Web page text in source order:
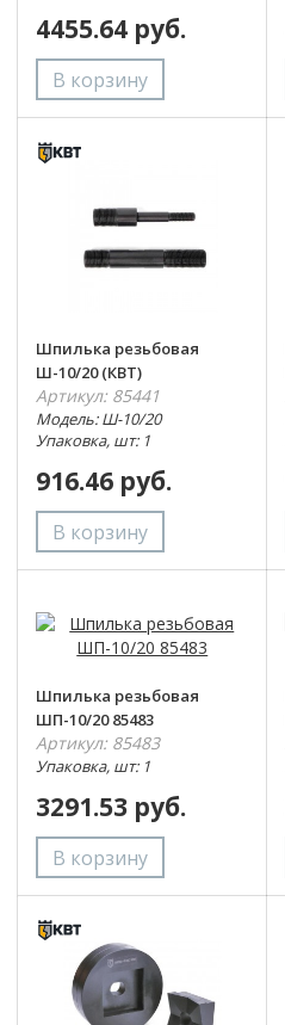
4455.64 руб.
Шпилька резьбовая
Ш-10/20 (КВТ)
Артикул: 85441
Модель: Ш-10/20
Упаковка, шт: 1
916.46 руб.
Шпилька резьбовая
ШП-10/20 85483
Артикул: 85483
Упаковка, шт: 1
3291.53 руб.